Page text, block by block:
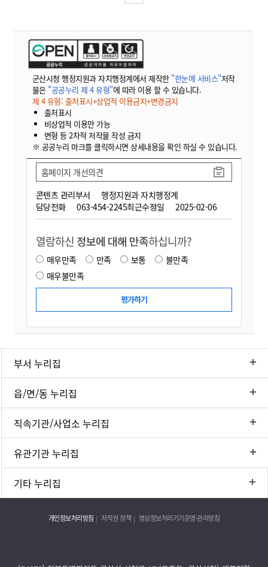
군산시청 행정지원과 자치행정계에서 제작한 "한눈에 서비스"저작
물은 "공공누리 제 4 유형"에 따라 이용 할 수 있습니다.
제 4 유형: 출처표시+상업적 이용금지+변경금지
출처표시
비상업적 이용만 가능
변형 등 2차적 저작물 작성 금지
※ 공공누리 마크를 클릭하시면 상세내용을 확인 하실 수 있습니다.
콘텐츠 관리부서
행정지원과 자치행정계
담당전화
063-454-2245최근수정일 2025-02-06
홈페이지 개선의견
열람하신 정보에 대해 만족하십니까?
매우만족 만족 보통
불만족
매우불만족
부서 누리집
읍/면/동 누리집
직속기관/사업소 누리집
유관기관 누리집
기타 누리집
개인정보처리방침 저작권 정책 영상정보처리기기운영·관리방침